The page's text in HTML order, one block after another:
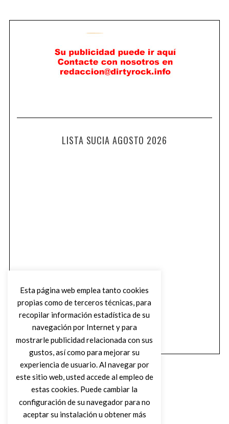
LISTA SUCIA AGOSTO 2026
Esta página web emplea tanto cookies
propias como de terceros técnicas, para
recopilar información estadística de su
navegación por Internet y para
mostrarle publicidad relacionada con sus
gustos, así como para mejorar su
experiencia de usuario. Al navegar por
este sitio web, usted accede al empleo de
estas cookies. Puede cambiar la
configuración de su navegador para no
aceptar su instalación u obtener más